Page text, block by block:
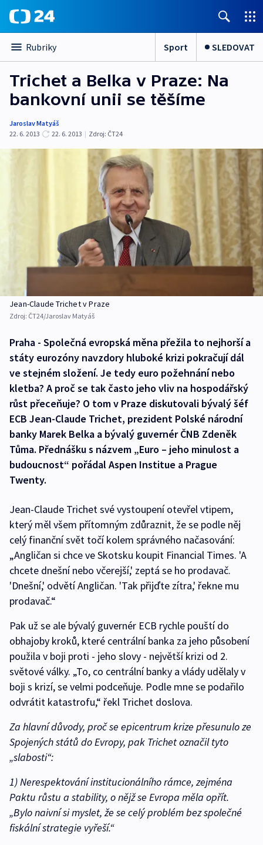
Rubriky Sport SLEDOVAT
Trichet a Belka v Praze: Na
bankovní unii se těšíme
Jaroslav Matyáš
22. 6. 2013
22. 6. 2013 | Zdroj: ČT24
Jean-Claude Trichet v Praze
Zdroj: ČT24/Jaroslav Matyáš
Praha - Společná evropská měna přežila to nejhorší a
státy eurozóny navzdory hluboké krizi pokračují dál
ve stejném složení. Je tedy euro požehnání nebo
kletba? A proč se tak často jeho vliv na hospodářský
růst přeceňuje? O tom v Praze diskutovali bývalý šéf
ECB Jean-Claude Trichet, prezident Polské národní
banky Marek Belka a bývalý guvernér ČNB Zdeněk
Tůma. Přednášku s názvem „Euro – jeho minulost a
budoucnost“ pořádal Aspen Institue a Prague
Twenty.
Jean-Claude Trichet své vystoupení otevřel vtipem,
který měl všem přítomným zdůraznit, že se podle něj
celý finanční svět točí kolem správného načasování:
„Angličan si chce ve Skotsku koupit Financial Times. 'A
chcete dnešní nebo včerejší,' zeptá se ho prodavač.
'Dnešní,' odvětí Angličan. 'Tak přijďte zítra,' řekne mu
prodavač.“
Pak už se ale bývalý guvernér ECB rychle pouští do
obhajoby kroků, které centrální banka za jeho působení
použila v boji proti - jeho slovy - největší krizi od 2.
světové války. „To, co centrální banky a vlády udělaly v
boji s krizí, se velmi podceňuje. Podle mne se podařilo
odvrátit katastrofu,“ řekl Trichet doslova.
Za hlavní důvody, proč se epicentrum krize přesunulo ze
Spojených států do Evropy, pak Trichet označil tyto
„slabosti“:
1) Nerespektování institucionálního rámce, zejména
Paktu růstu a stability, o nějž se Evropa měla opřít.
„Bylo naivní si myslet, že se celý problém bez společné
fiskální strategie vyřeší.“